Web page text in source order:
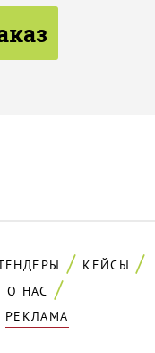
КЕЙСЫ
О НАС
РЕКЛАМА